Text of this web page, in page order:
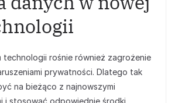
technologii rośnie również zagrożenie
prywatności. Dlatego tak
na bieżąco z najnowszymi
i stosować odpowiednie środki